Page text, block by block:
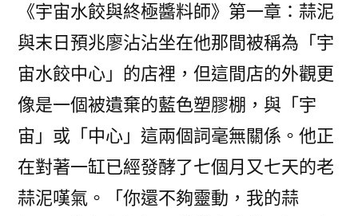
《宇宙水餃與終極醬料師》第一章：蒜泥
與末日預兆廖沾沾坐在他那間被稱為「宇
宙水餃中心」的店裡，但這間店的外觀更
像是一個被遺棄的藍色塑膠棚，與「宇
宙」或「中心」這兩個詞毫無關係。他正
在對著一缸已經發酵了七個月又七天的老
蒜泥嘆氣。「你還不夠靈動，我的蒜